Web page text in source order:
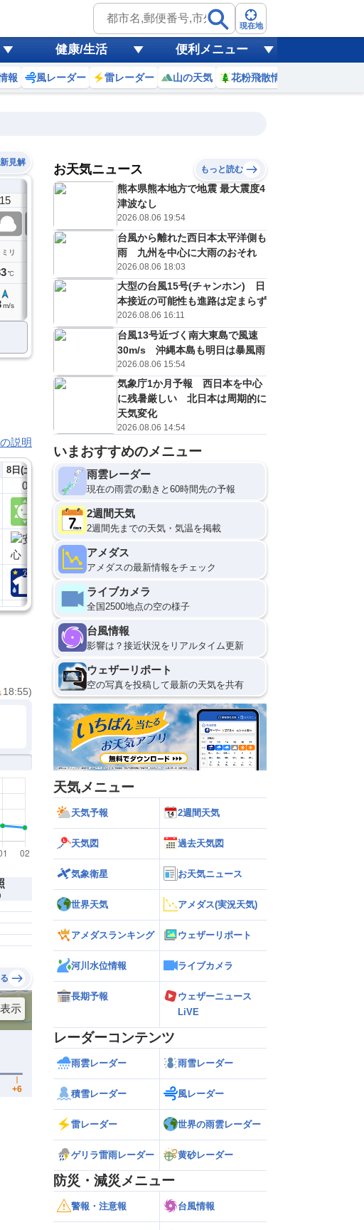
現在地
健康/生活 便利メニュー
報 風レーダー 雷レーダー 山の天気 花粉飛散情報
見解
15
ミリ
℃
m/s
18
ミリ
28
m/s
19
0ミリ
27
2m/s
0ミリ
26
1 m/s
0ミリ
1m/s
0
1m/s
説明
8日(土)
0
18:55)
お天気ニュース もっと読む
熊本県熊本地方で地震 最大震度4
津波なし
2026.08.06 19:54
台風から離れた西日本太平洋側も
雨 九州を中心に大雨のおそれ
2026.08.06 18:03
大型の台風15号(チャンホン) 日
本接近の可能性も進路は定まらず
2026.08.06 16:11
台風13号近づく南大東島で風速
30m/s 沖縄本島も明日は暴風雨
2026.08.06 15:54
気象庁1か月予報 西日本を中心
に残暑厳しい 北日本は周期的に
天気変化
2026.08.06 14:54
いまおすすめのメニュー
雨雲レーダー
現在の雨雲の動きと60時間先の予報
2週間天気
2週間先までの天気・気温を掲載
アメダス
アメダスの最新情報をチェック
ライブカメラ
全国2500地点の空の様子
台風情報
影響は？接近状況をリアルタイム更新
ウェザーリポート
空の写真を投稿して最新の天気を共有
天気メニュー
天気予報 2週間天気
天気図 過去天気図
気象衛星 お天気ニュース
世界天気 アメダス(実況天気)
アメダスランキング ウェザーリポート
河川水位情報 ライブカメラ
長期予報
ウェザーニュース
LiVE
レーダーコンテンツ
雨雲レーダー 雨雪レーダー
積雪レーダー 風レーダー
雷レーダー 世界の雨雲レーダー
ゲリラ雷雨レーダー 黄砂レーダー
防災・減災メニュー
警報・注意報 台風情報